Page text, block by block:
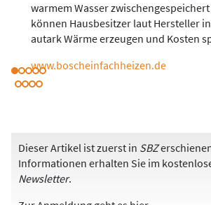
warmem Wasser
können Hausbesitzer laut Hersteller
autark Wärme erzeugen und Kosten
www.bosch­einfach­heizen.de
Dieser Artikel ist zuerst in SBZ
Informationen erhalten Sie im
Newsletter.